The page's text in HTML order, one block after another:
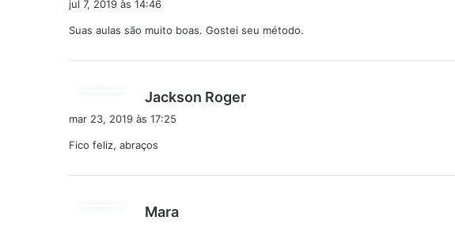
s
jul 7, 2019 às 14:46
Suas aulas são muito boas. Gostei seu método.
Jackson Roger
mar 23, 2019 às 17:25
Fico feliz, abraços
Mara